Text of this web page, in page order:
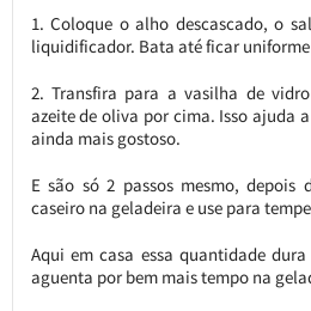
1. Coloque o alho descascado, o
liquidificador. Bata até ficar uniforme
2. Transfira para a vasilha de
azeite de oliva por cima. Isso ajuda
ainda mais gostoso.
E são só 2 passos mesmo, depois
caseiro na geladeira e use para
Aqui em casa essa quantidade
aguenta por bem mais tempo na